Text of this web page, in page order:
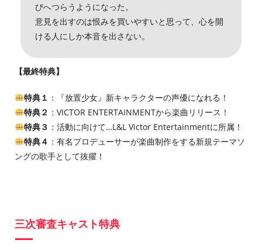
びへつらうようになった。
意見を出すのは恨みを買いやすいと思って、心を開
ける人にしか本音を出さない。
【最終特典】
特典１ ：『放置少女』新キャラクターの声優になれる！
特典２ ：VICTOR ENTERTAINMENTから楽曲リリース！
特典３ ：活動に向けて…L&L Victor Entertainmentに所属！
特典４ ：有名プロデューサーが楽曲制作をする新規テーマソ
ングの歌手として抜擢！
三次審査キャスト特典